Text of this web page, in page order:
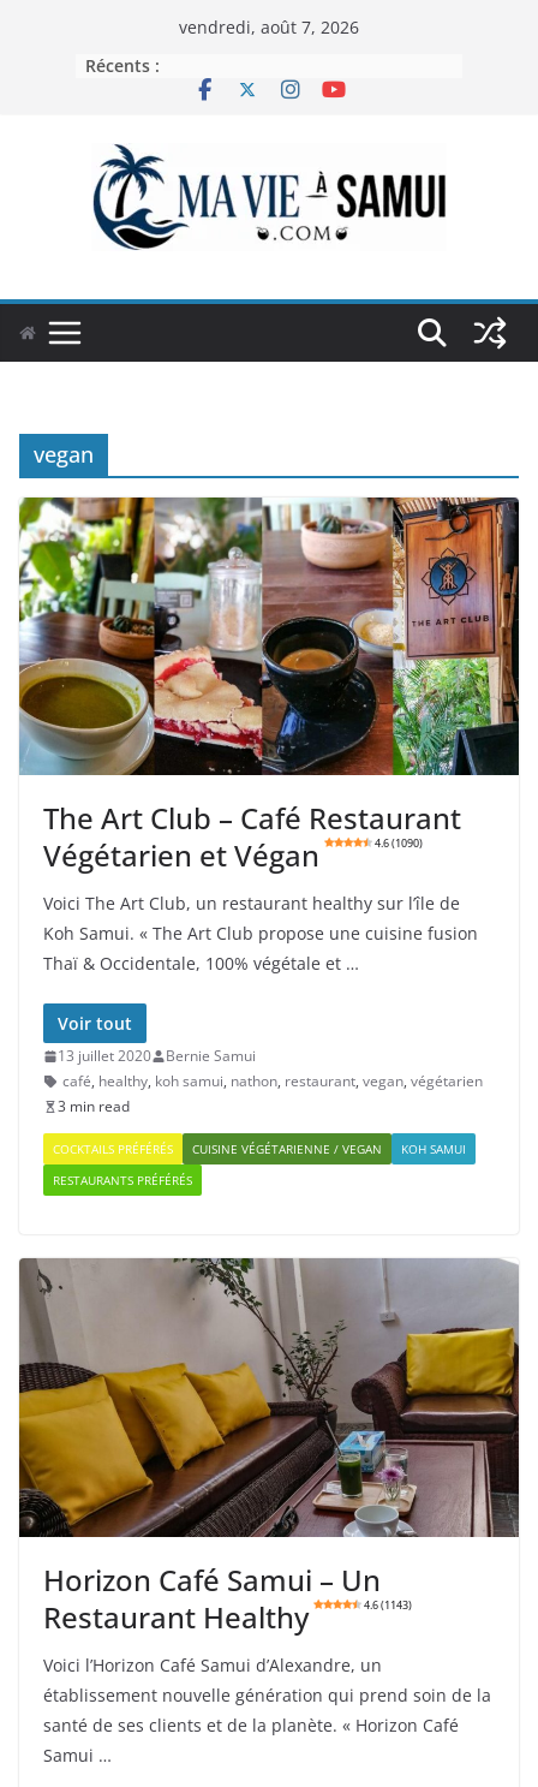
vendredi, août 7, 2026
Récents :
vegan
The Art Club – Café Restaurant
Végétarien et Végan
4.6 (1090)
Voici The Art Club, un restaurant healthy sur l’île de
Koh Samui. « The Art Club propose une cuisine fusion
Thaï & Occidentale, 100% végétale et …
Voir tout
13 juillet 2020
Bernie Samui
café, healthy, koh samui, nathon, restaurant, vegan, végétarien
3 min read
COCKTAILS PRÉFÉRÉS CUISINE VÉGÉTARIENNE / VEGAN
KOH SAMUI
RESTAURANTS PRÉFÉRÉS
Horizon Café Samui – Un
Restaurant Healthy
4.6 (1143)
Voici l’Horizon Café Samui d’Alexandre, un
établissement nouvelle génération qui prend soin de la
santé de ses clients et de la planète. « Horizon Café
Samui …